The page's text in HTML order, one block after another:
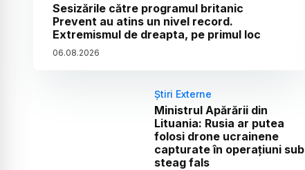
Sesizările către programul britanic
Prevent au atins un nivel record.
Extremismul de dreapta, pe primul loc
06.08.2026
Știri Externe
Ministrul Apărării din
Lituania: Rusia ar putea
folosi drone ucrainene
capturate în operațiuni sub
steag fals